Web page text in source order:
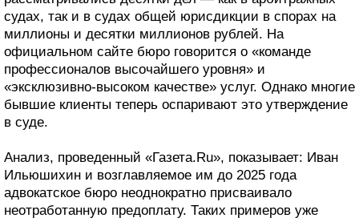
судах, так и в судах общей юрисдикции в спорах на
миллионы и десятки миллионов рублей. На
официальном сайте бюро говорится о «команде
профессионалов высочайшего уровня» и
«эксклюзивно-высоком качестве» услуг. Однако многие
бывшие клиенты теперь оспаривают это утверждение
в суде.
Анализ, проведенный «Газета.Ru», показывает: Иван
Ильюшихин и возглавляемое им до 2025 года
адвокатское бюро неоднократно присваивало
неотработанную предоплату. Таких примеров уже